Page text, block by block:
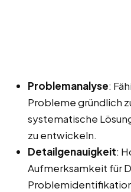
Problemanalyse:
Probleme gründlich
systematische
zu entwickeln.
Detailgenauigkeit:
Aufmerksamkeit für